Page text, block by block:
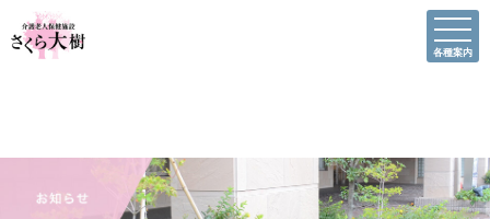
各種案内